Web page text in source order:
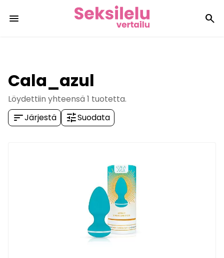
menu search
Cala_azul
Löydettiin yhteensä 1 tuotetta.
sortJärjestä tuneSuodata